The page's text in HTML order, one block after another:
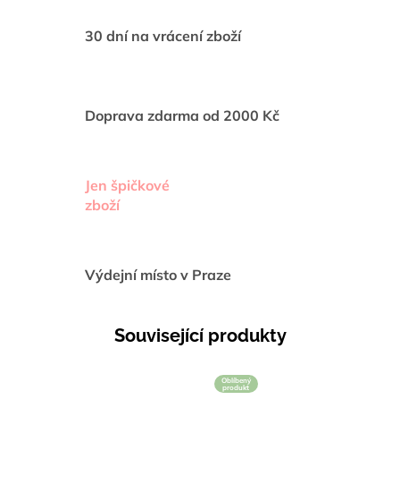
30 dní na vrácení zboží
Doprava zdarma od 2000 Kč
Jen špičkové
zboží
Výdejní místo v Praze
Související produkty
Oblíbený
produkt